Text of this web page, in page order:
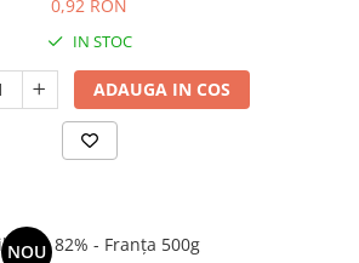
0,92 RON
IN STOC
ADAUGA IN COS
NOU
Voila unt 82% - Franța 500g